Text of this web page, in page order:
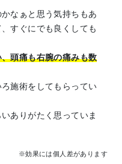
なぁと思う気持ちもあ
すぐにでも良くしても
頭痛も右腕の痛みも数
施術をしてもらってい
ありがたく思っていま
※効果には個人差があります